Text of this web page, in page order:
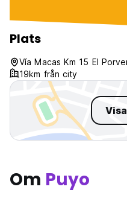
Plats
Vía Macas Km 15 El
19km från city
Om Puyo